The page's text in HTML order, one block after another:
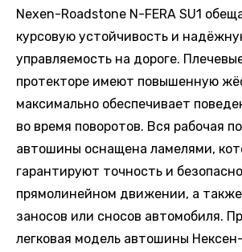
Nexen-Roadstone N-FERA SU1
курсовую устойчивость и
управляемость на дороге.
протекторе имеют повышенную
максимально обеспечивает
во время поворотов. Вся рабочая
автошины оснащена ламелями,
гарантируют точность и
прямолинейном движении, а
заносов или сносов автомобиля.
легковая модель автошины